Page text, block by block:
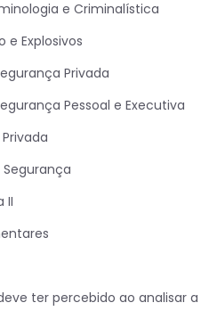
e Criminalística
e Explosivos
Privada
Pessoal e Executiva
II
ter percebido ao analisar